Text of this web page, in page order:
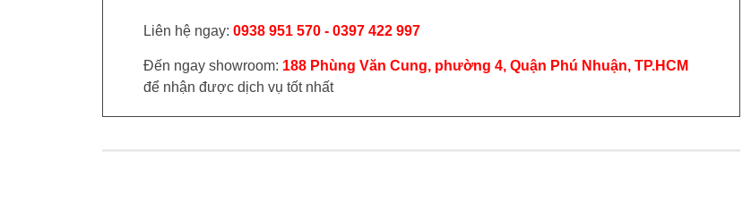
Liên hệ ngay: 0938 951 570 - 0397 422 997
Đến ngay showroom: 188 Phùng Văn Cung, phường 4, Quận Phú Nhuận, TP.HCM
để nhận được dịch vụ tốt nhất